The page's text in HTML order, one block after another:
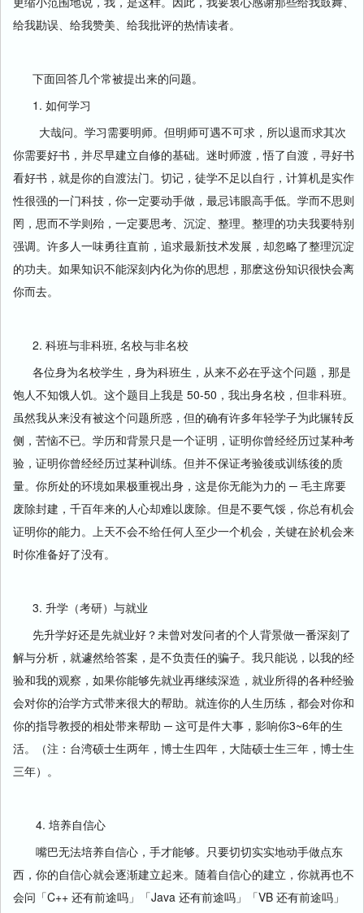
给我勘误、给我赞美、给我批评的热情读者。
下面回答几个常被提出来的问题。
1. 如何学习
大哉问。学习需要明师。但明师可遇不可求，所以退而求其次
你需要好书，并尽早建立自修的基础。迷时师渡，悟了自渡，寻好书
看好书，就是你的自渡法门。切记，徒学不足以自行，计算机是实作
性很强的一门科技，你一定要动手做，最忌讳眼高手低。学而不思则
罔，思而不学则殆，一定要思考、沉淀、整理。整理的功夫我要特别
强调。许多人一味勇往直前，追求最新技术发展，却忽略了整理沉淀
的功夫。如果知识不能深刻内化为你的思想，那麽这份知识很快会离
你而去。
2. 科班与非科班, 名校与非名校
各位身为名校学生，身为科班生，从来不必在乎这个问题，那是
饱人不知饿人饥。这个题目上我是 50-50，我出身名校，但非科班。
虽然我从来没有被这个问题所惑，但的确有许多年轻学子为此辗转反
侧，苦恼不已。学历和背景只是一个证明，证明你曾经经历过某种考
验，证明你曾经经历过某种训练。但并不保证考验後或训练後的质
量。你所处的环境如果极重视出身，这是你无能为力的 ─ 毛主席要
废除封建，千百年来的人心却难以废除。但是不要气馁，你总有机会
证明你的能力。上天不会不给任何人至少一个机会，关键在於机会来
时你准备好了没有。
3. 升学（考研）与就业
先升学好还是先就业好？未曾对发问者的个人背景做一番深刻了
解与分析，就遽然给答案，是不负责任的骗子。我只能说，以我的经
验和我的观察，如果你能够先就业再继续深造，就业所得的各种经验
会对你的治学方式带来很大的帮助。就连你的人生历练，都会对你和
你的指导教授的相处带来帮助 ─ 这可是件大事，影响你3~6年的生
活。（注：台湾硕士生两年，博士生四年，大陆硕士生三年，博士生
三年）。
4. 培养自信心
嘴巴无法培养自信心，手才能够。只要切切实实地动手做点东
西，你的自信心就会逐渐建立起来。随着自信心的建立，你就再也不
会问「C++ 还有前途吗」「Java 还有前途吗」「VB 还有前途吗」